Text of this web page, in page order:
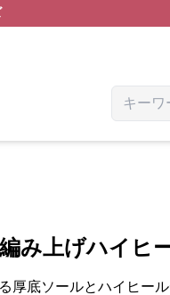
み上げハイヒ
厚底ソールとハイヒー